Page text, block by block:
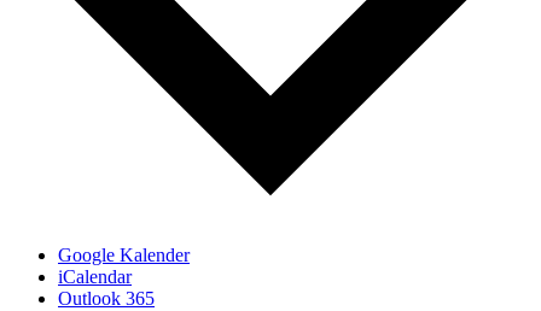
Google Kalender
iCalendar
Outlook 365